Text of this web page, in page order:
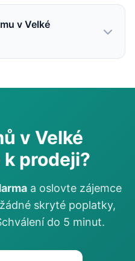
v Velké
v Velké
prodeji?
a oslovte zájemce
skryté poplatky,
do 5 minut.